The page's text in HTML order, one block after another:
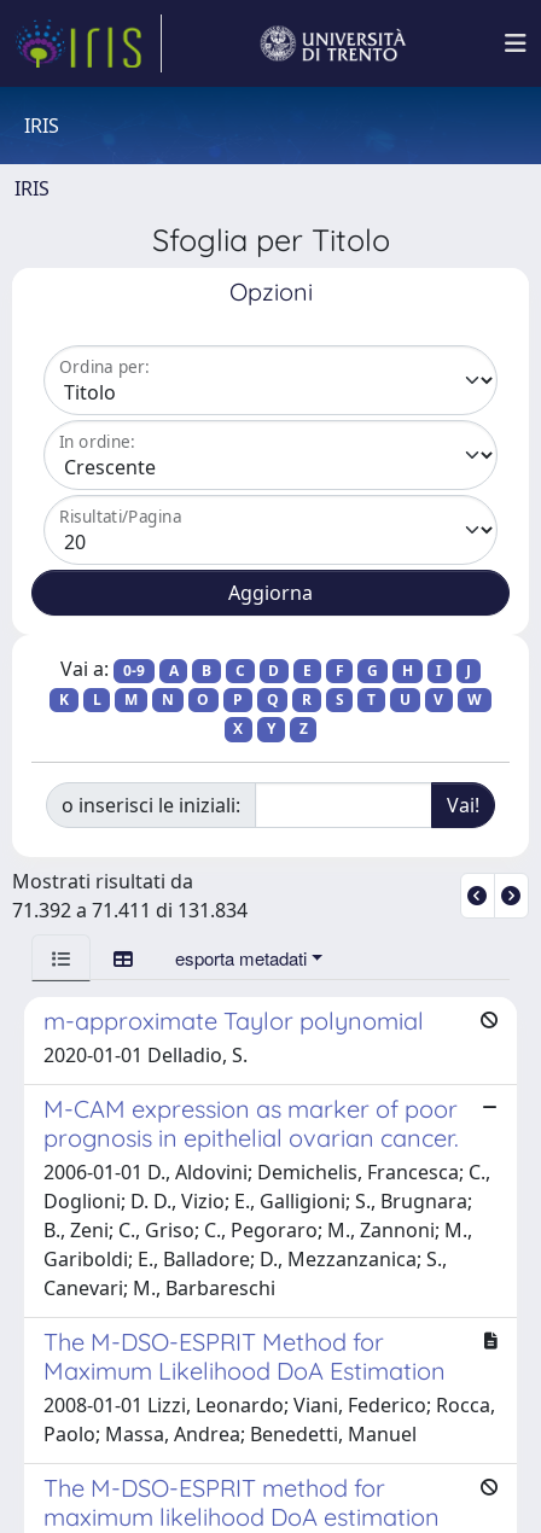
IRIS
IRIS
Sfoglia per Titolo
Opzioni
Ordina per:
In ordine:
Risultati/Pagina
Vai a: 0-9 A B C D E F G H I
J
K
L M N O P Q R S T U V
W
X
Y Z
o inserisci le iniziali:
Mostrati risultati da
71.392 a 71.411 di 131.834
esporta metadati
m-approximate Taylor polynomial
2020-01-01 Delladio, S.
M-CAM expression as marker of poor
prognosis in epithelial ovarian cancer.
2006-01-01 D., Aldovini; Demichelis, Francesca; C.,
Doglioni; D. D., Vizio; E., Galligioni; S., Brugnara;
B., Zeni; C., Griso; C., Pegoraro; M., Zannoni; M.,
Gariboldi; E., Balladore; D., Mezzanzanica; S.,
Canevari; M., Barbareschi
The M-DSO-ESPRIT Method for
Maximum Likelihood DoA Estimation
2008-01-01 Lizzi, Leonardo; Viani, Federico; Rocca,
Paolo; Massa, Andrea; Benedetti, Manuel
The M-DSO-ESPRIT method for
maximum likelihood DoA estimation